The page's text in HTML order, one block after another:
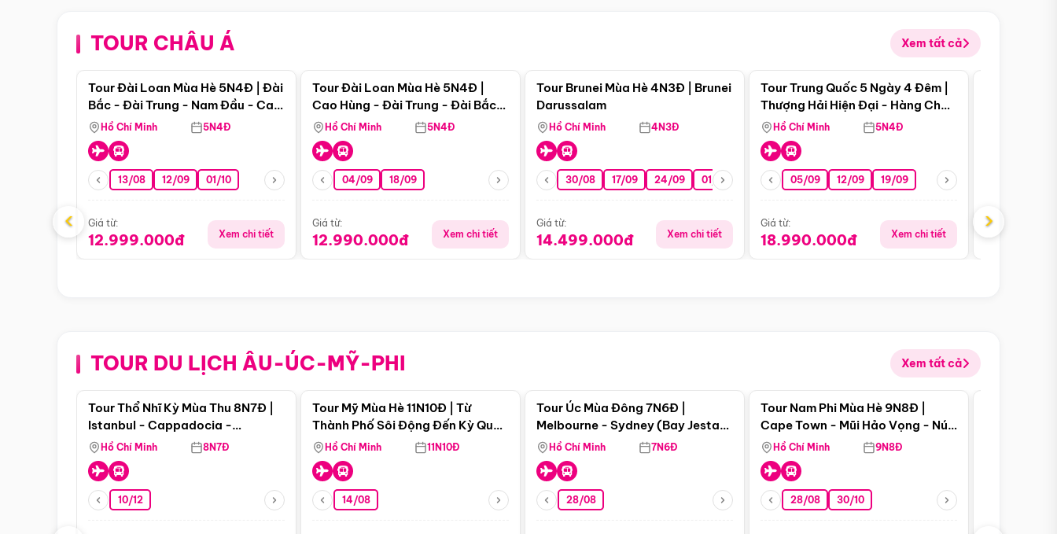
TOUR CHÂU Á Xem tất cả
Điểm nổi bật
Tour Đài Loan Mùa Hè 5N4Đ | Đài
Bắc - Đài Trung - Nam Đầu - Cao
Hùng ( Bay Vn)
Hồ Chí Minh 5N4Đ
13/08 12/09 01/10
Giá từ:
12.999.000đ Xem chi tiết
Tour Đài Loan Mùa Hè 5N4Đ |
Cao Hùng - Đài Trung - Đài Bắc
(Bay Vj)
Hồ Chí Minh 5N4Đ
04/09 18/09
Giá từ:
12.990.000đ Xem chi tiết
Tour Brunei Mùa Hè 4N3Đ | Brunei
Darussalam
Hồ Chí Minh 4N3Đ
30/08 17/09 24/09 01/10 15/10 29/10
Giá từ:
14.499.000đ Xem chi tiết
Điểm nổi bật
Tour Trung Quốc 5 Ngày 4 Đêm |
Thượng Hải Hiện Đại - Hàng Châu
Nên Thơ - Ô Trấn Cổ Kính
Hồ Chí Minh 5N4Đ
05/09 12/09 19/09
Giá từ:
18.990.000đ Xem chi tiết
Giá từ:
‹ ›
TOUR DU LỊCH ÂU-ÚC-MỸ-PHI Xem tất cả
Điểm nổi bật
Tour Thổ Nhĩ Kỳ Mùa Thu 8N7Đ |
Istanbul - Cappadocia -
Pamukkale
Hồ Chí Minh 8N7Đ
10/12
Tour Mỹ Mùa Hè 11N10Đ | Từ
Thành Phố Sôi Động Đến Kỳ Quan
Thiên Nhiên Mỹ
Hồ Chí Minh 11N10Đ
14/08
Tour Úc Mùa Đông 7N6Đ |
Melbourne - Sydney (Bay Jestar
Airways)
Hồ Chí Minh 7N6Đ
28/08
Điểm nổi bật
Tour Nam Phi Mùa Hè 9N8Đ |
Cape Town - Mũi Hảo Vọng - Núi
Bàn - Johannesburg - Pretoria -
Safari - Lodge
Hồ Chí Minh 9N8Đ
28/08 30/10